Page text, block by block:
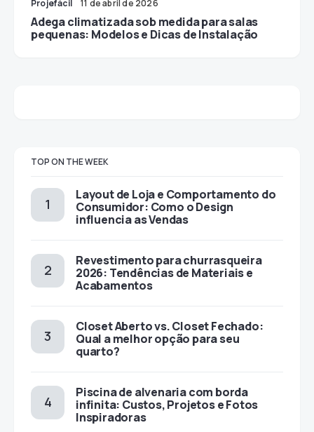
Projefácil 11 de abril de 2026
Adega climatizada sob medida para salas
pequenas: Modelos e Dicas de Instalação
TOP ON THE WEEK
Layout de Loja e Comportamento do
Consumidor: Como o Design
influencia as Vendas
Revestimento para churrasqueira
2026: Tendências de Materiais e
Acabamentos
Closet Aberto vs. Closet Fechado:
Qual a melhor opção para seu
quarto?
Piscina de alvenaria com borda
infinita: Custos, Projetos e Fotos
Inspiradoras